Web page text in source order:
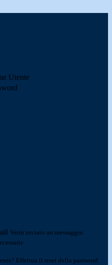
Utente
Verrà inviato un messaggio
Effettua il reset della password